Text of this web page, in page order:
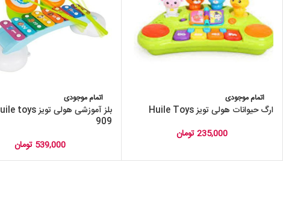
اتمام موجودی
ارگ حیوانات هولی تویز Huile Toys
235,000تومان
اتمام موجودی
909
539,000 تومان